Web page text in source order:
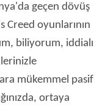
geçen dövüş
Creed oyunlarının
biliyorum, iddialı
mükemmel pasif
ortaya